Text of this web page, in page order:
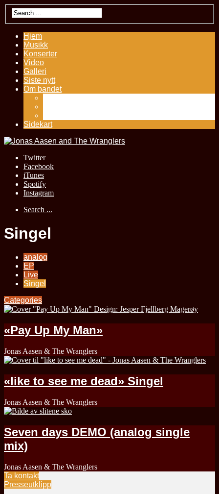
Hjem
Musikk
Konserter
Video
Galleri
Siste nytt
Om bandet
Sidekart
Twitter
Facebook
iTunes
Spotify
Instagram
Search ...
Singel
analog
EP
Live
Singel
Categories
«Pay Up My Man»
Jonas Aasen & The Wranglers
«like to see me dead» Singel
Jonas Aasen & The Wranglers
Seven days DEMO (analog single
mix)
Jonas Aasen & The Wranglers
Ta kontakt
Presseutklipp